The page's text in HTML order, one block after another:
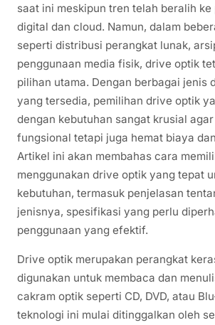
saat ini meskipun tren telah beralih ke
digital dan cloud. Namun, dalam
seperti distribusi perangkat lunak,
penggunaan media fisik, drive optik
pilihan utama. Dengan berbagai jenis
yang tersedia, pemilihan drive optik
dengan kebutuhan sangat krusial
fungsional tetapi juga hemat biaya
Artikel ini akan membahas cara
menggunakan drive optik yang tepat
kebutuhan, termasuk penjelasan
jenisnya, spesifikasi yang perlu
penggunaan yang efektif.
Drive optik merupakan perangkat
digunakan untuk membaca dan
cakram optik seperti CD, DVD, atau
teknologi ini mulai ditinggalkan oleh